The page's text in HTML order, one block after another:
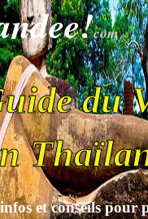
com
du
et conseils pour